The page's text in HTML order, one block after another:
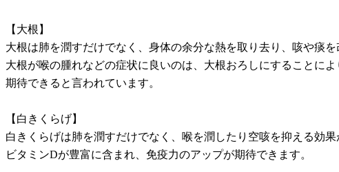
【大根】
大根は肺を潤すだけでなく、身体の余分な熱を取り去り、咳や痰
大根が喉の腫れなどの症状に良いのは、大根おろしにすることに
期待できると言われています。
【白きくらげ】
白きくらげは肺を潤すだけでなく、喉を潤したり空咳を抑える効
ビタミンDが豊富に含まれ、免疫力のアップが期待できます。